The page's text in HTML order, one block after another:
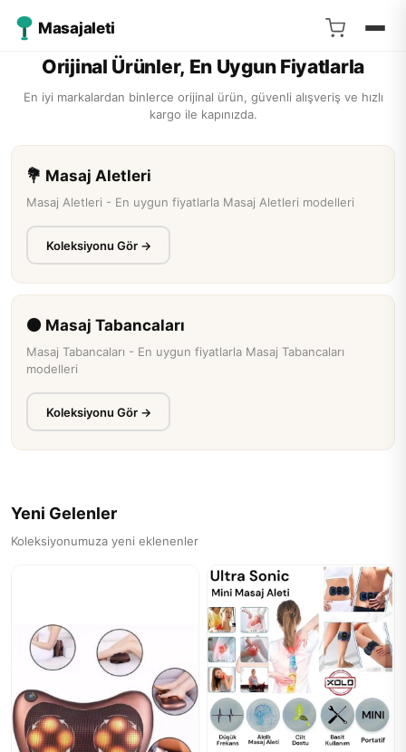
Masajaleti
Yoğurmalı Kad...
Valkyrie Elektrikli Masaj Yastığı ile boyun, bel, sırt ve bacaklarınızı
profesyonel masajlarla ra...
Orijinal Ürünler, En Uygun Fiyatlarla
En iyi markalardan binlerce orijinal ürün, güvenli alışveriş ve hızlı
kargo ile kapınızda.
💐 Masaj Aletleri
Masaj Aletleri - En uygun fiyatlarla Masaj Aletleri modelleri
Koleksiyonu Gör →
⚫ Masaj Tabancaları
Masaj Tabancaları - En uygun fiyatlarla Masaj Tabancaları
modelleri
Koleksiyonu Gör →
Yeni Gelenler
Koleksiyonumuza yeni eklenenler